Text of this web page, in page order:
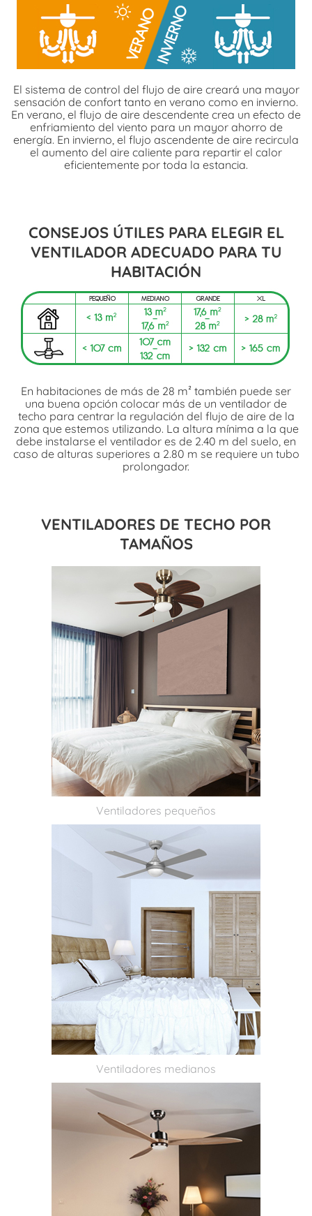
El sistema de control del flujo de aire creará una mayor
sensación de confort tanto en verano como en invierno.
En verano, el flujo de aire descendente crea un efecto de
enfriamiento del viento para un mayor ahorro de
energía. En invierno, el flujo ascendente de aire recircula
el aumento del aire caliente para repartir el calor
eficientemente por toda la estancia.
CONSEJOS ÚTILES PARA ELEGIR EL
VENTILADOR ADECUADO PARA TU
HABITACIÓN
En habitaciones de más de 28 m² también puede ser
una buena opción colocar más de un ventilador de
techo para centrar la regulación del flujo de aire de la
zona que estemos utilizando. La altura mínima a la que
debe instalarse el ventilador es de 2.40 m del suelo, en
caso de alturas superiores a 2.80 m se requiere un tubo
prolongador.
VENTILADORES DE TECHO POR
TAMAÑOS
Ventiladores pequeños
Ventiladores medianos